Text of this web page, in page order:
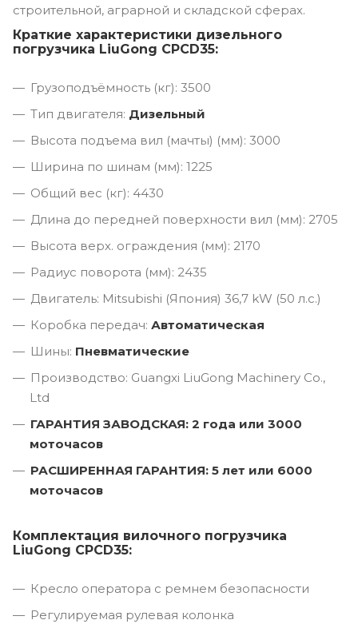
строительной, аграрной и складской сферах.
Краткие характеристики дизельного
погрузчика LiuGong CPCD35:
Грузоподъёмность (кг): 3500
Тип двигателя: Дизельный
Высота подъема вил (мачты) (мм): 3000
Ширина по шинам (мм): 1225
Общий вес (кг): 4430
Длина до передней поверхности вил (мм): 2705
Высота верх. ограждения (мм): 2170
Радиус поворота (мм): 2435
Двигатель: Mitsubishi (Япония) 36,7 kW (50 л.с.)
Коробка передач: Автоматическая
Шины: Пневматические
Производство: Guangxi LiuGong Machinery Co.,
Ltd
ГАРАНТИЯ ЗАВОДСКАЯ: 2 года или 3000
моточасов
РАСШИРЕННАЯ ГАРАНТИЯ: 5 лет или 6000
моточасов
Комплектация вилочного погрузчика
LiuGong CPCD35:
Кресло оператора с ремнем безопасности
Регулируемая рулевая колонка